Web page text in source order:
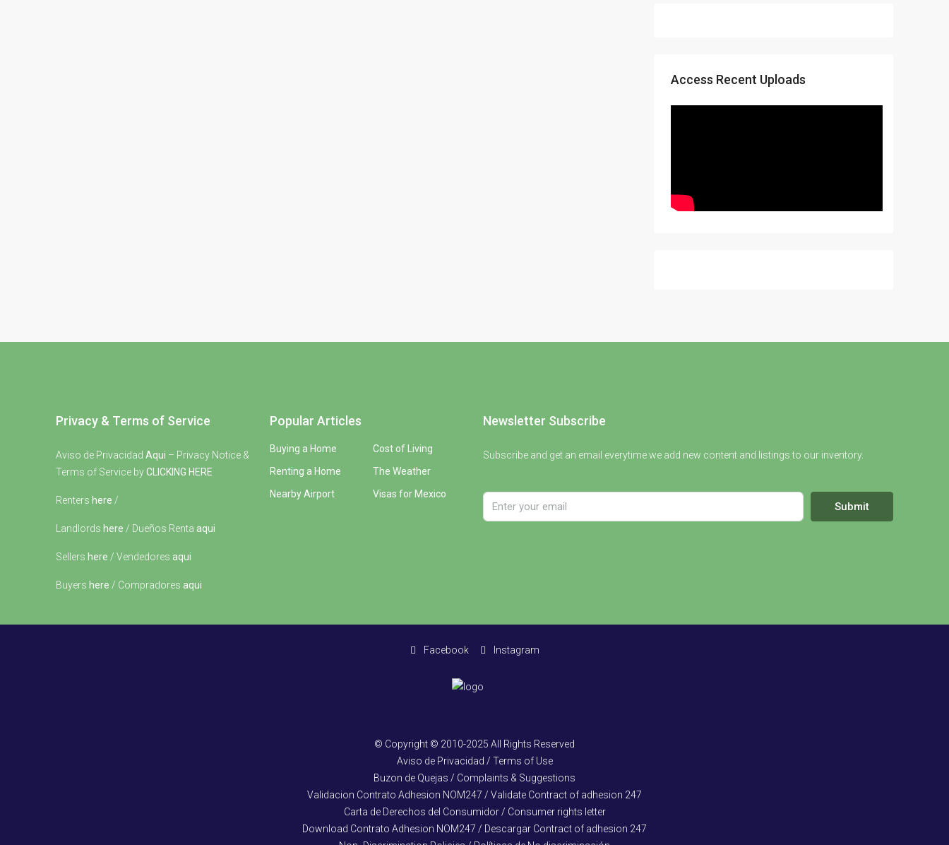
Access Recent Uploads
Privacy & Terms of Service
Aviso de Privacidad Aqui – Privacy Notice &
Terms of Service byCLICKING HERE
Renters here /
Landlords here / Dueños Renta aqui
Sellers here / Vendedores aqui
Buyers here / Compradores aqui
Popular Articles
Buying a Home
Renting a Home
Nearby Airport
Cost of Living
The Weather
Visas for Mexico
Newsletter Subscribe
Subscribe and get an email everytime we add new content and listings to our inventory.
Submit
Facebook Instagram
© Copyright © 2010-2025 All Rights Reserved
Aviso de Privacidad / Terms of Use
Buzon de Quejas / Complaints & Suggestions
Validacion Contrato Adhesion NOM247 / Validate Contract of adhesion 247
Carta de Derechos del Consumidor / Consumer rights letter
Download Contrato Adhesion NOM247 / Descargar Contract of adhesion 247